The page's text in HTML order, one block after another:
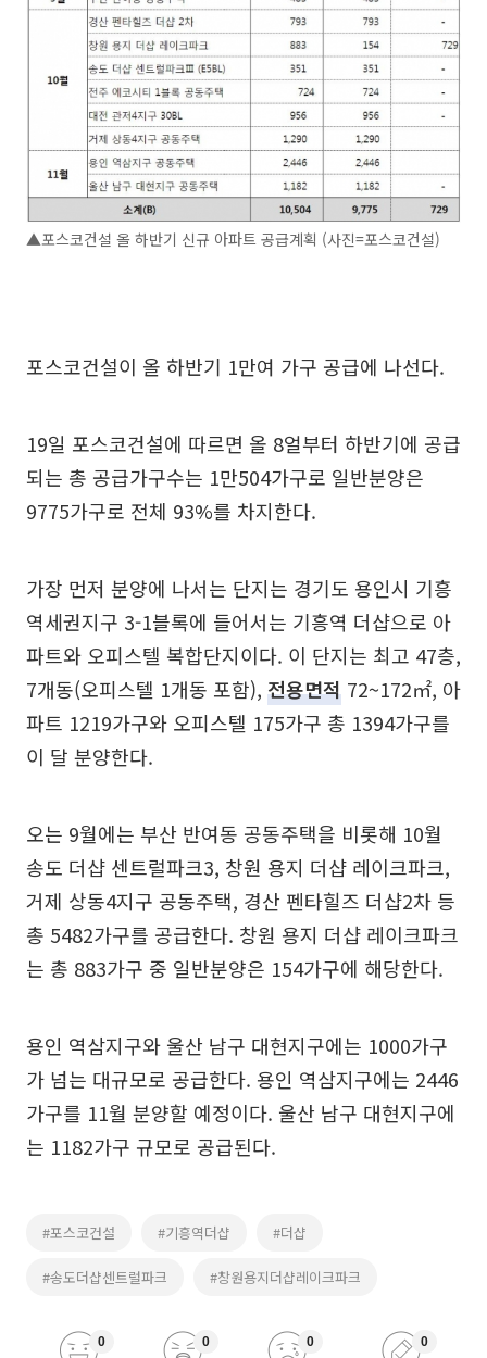
▲포스코건설 올 하반기 신규 아파트 공급계획 (사진=포스코건설)
포스코건설이 올 하반기 1만여 가구 공급에 나선다.
19일 포스코건설에 따르면 올 8얼부터 하반기에 공급
되는 총 공급가구수는 1만504가구로 일반분양은
9775가구로 전체 93%를 차지한다.
가장 먼저 분양에 나서는 단지는 경기도 용인시 기흥
역세권지구 3-1블록에 들어서는 기흥역 더샵으로 아
파트와 오피스텔 복합단지이다. 이 단지는 최고 47층,
7개동(오피스텔 1개동 포함), 전용면적 72~172㎡, 아
파트 1219가구와 오피스텔 175가구 총 1394가구를
이 달 분양한다.
오는 9월에는 부산 반여동 공동주택을 비롯해 10월
송도 더샵 센트럴파크3, 창원 용지 더샵 레이크파크,
거제 상동4지구 공동주택, 경산 펜타힐즈 더샵2차 등
총 5482가구를 공급한다. 창원 용지 더샵 레이크파크
는 총 883가구 중 일반분양은 154가구에 해당한다.
용인 역삼지구와 울산 남구 대현지구에는 1000가구
가 넘는 대규모로 공급한다. 용인 역삼지구에는 2446
가구를 11월 분양할 예정이다. 울산 남구 대현지구에
는 1182가구 규모로 공급된다.
#포스코건설 #기흥역더샵 #더샵
#송도더샵센트럴파크 #창원용지더샵레이크파크
0 0 0 0